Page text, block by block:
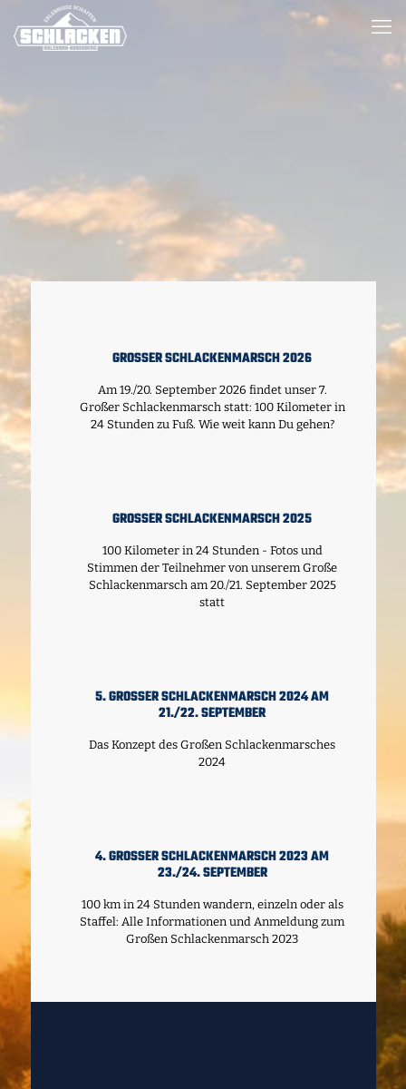
GROSSER SCHLACKENMARSCH 2026
Am 19./20. September 2026 findet unser 7.
Großer Schlackenmarsch statt: 100 Kilometer in
24 Stunden zu Fuß. Wie weit kann Du gehen?
GROSSER SCHLACKENMARSCH 2025
100 Kilometer in 24 Stunden - Fotos und
Stimmen der Teilnehmer von unserem Große
Schlackenmarsch am 20./21. September 2025
statt
5. GROSSER SCHLACKENMARSCH 2024 AM 2
1./22. SEPTEMBER
Das Konzept des Großen Schlackenmarsches
2024
4. GROSSER SCHLACKENMARSCH 2023 AM 2
3./24. SEPTEMBER
100 km in 24 Stunden wandern, einzeln oder als
Staffel: Alle Informationen und Anmeldung zum
Großen Schlackenmarsch 2023